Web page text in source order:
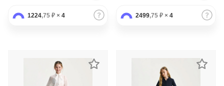
1224,75 ₽ × 4 2499,75 ₽ × 4